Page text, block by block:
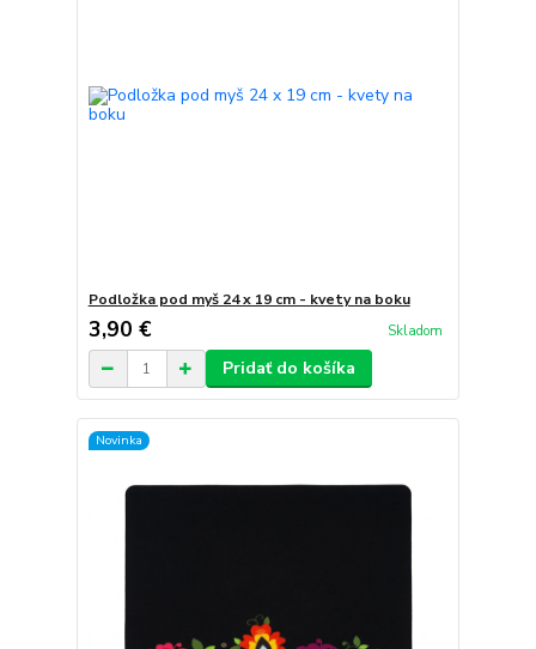
Podložka pod myš 24 x 19 cm - kvety na boku
3,90 € Skladom
Pridať do košíka
Novinka